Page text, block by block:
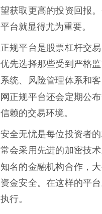
望获取更高的投资回报
平台就显得尤为重要。
正规平台是股票杠杆交
优先选择那些受到严格
系统、风险管理体系和
网正规平台还会定期公
信赖的交易环境。
安全无忧是每位投资者
常会采用先进的加密技
知名的金融机构合作，
资金安全。在这样的平
执行。